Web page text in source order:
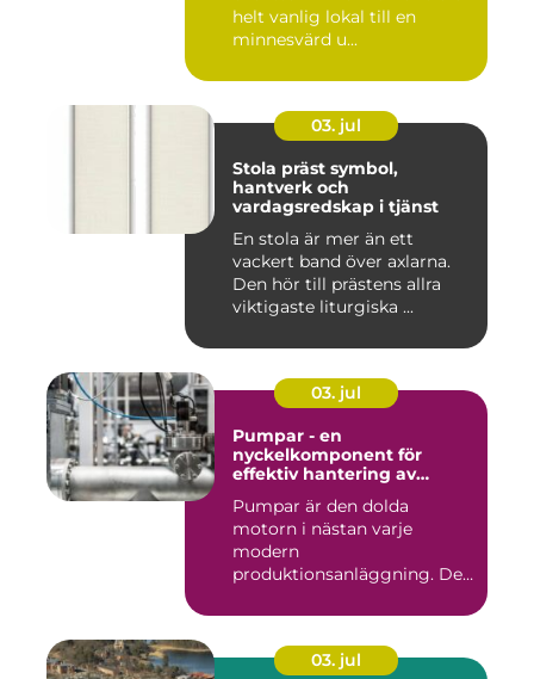
helt vanlig lokal till en
minnesvärd u...
03. jul
Stola präst symbol,
hantverk och
vardagsredskap i tjänst
En stola är mer än ett
vackert band över axlarna.
Den hör till prästens allra
viktigaste liturgiska ...
03. jul
Pumpar - en
nyckelkomponent för
effektiv hantering av
Pumpar är den dolda
motorn i nästan varje
modern
produktionsanläggning. De
03. jul